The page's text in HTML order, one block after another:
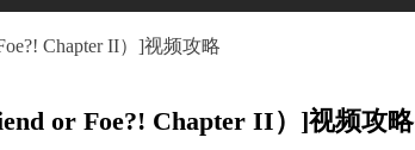
Chapter II）]视频攻略
or Foe?! Chapter II）]视频攻略